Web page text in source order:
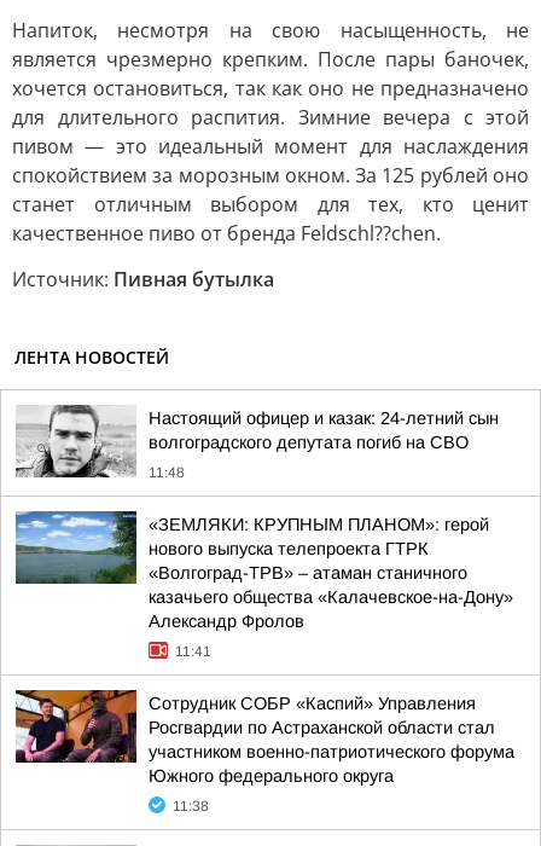
Напиток, несмотря на свою насыщенность, не
является чрезмерно крепким. После пары баночек,
хочется остановиться, так как оно не предназначено
для длительного распития. Зимние вечера с этой
пивом — это идеальный момент для наслаждения
спокойствием за морозным окном. За 125 рублей оно
станет отличным выбором для тех, кто ценит
качественное пиво от бренда Feldschl??chen.
Источник: Пивная бутылка
ЛЕНТА НОВОСТЕЙ
Настоящий офицер и казак: 24-летний сын
волгоградского депутата погиб на СВО
11:48
«ЗЕМЛЯКИ: КРУПНЫМ ПЛАНОМ»: герой
нового выпуска телепроекта ГТРК
«Волгоград-ТРВ» – атаман станичного
казачьего общества «Калачевское-на-Дону»
Александр Фролов
11:41
Сотрудник СОБР «Каспий» Управления
Росгвардии по Астраханской области стал
участником военно-патриотического форума
Южного федерального округа
11:38